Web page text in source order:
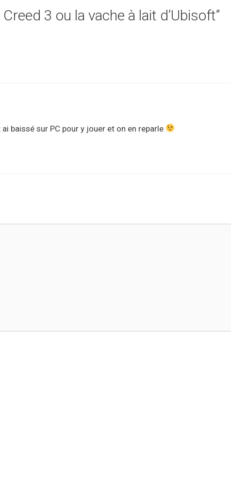
3 ou la vache à lait d’Ubisoft”
baissé sur PC pour y jouer et on en reparle